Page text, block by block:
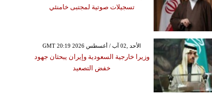
تسجيلات صوتية لمجتبى خامنئي
GMT 20:19 2026 الأحد ,02 آب / أغسطس
وزيرا خارجية السعودية وإيران يبحثان جهود
خفض التصعيد